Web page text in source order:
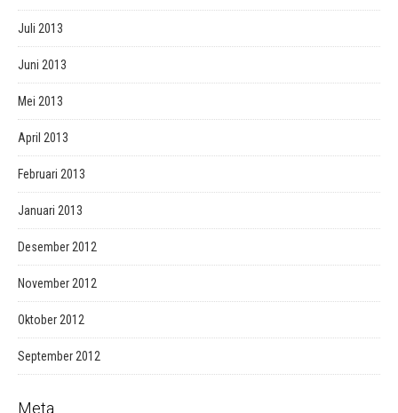
Juli 2013
Juni 2013
Mei 2013
April 2013
Februari 2013
Januari 2013
Desember 2012
November 2012
Oktober 2012
September 2012
Meta